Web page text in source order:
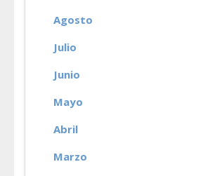
Agosto
Julio
Junio
Mayo
Abril
Marzo